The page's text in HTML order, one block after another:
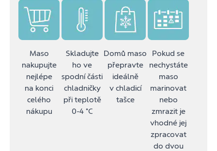
Maso
nakupujte
nejlépe
na konci
celého
nákupu
Skladujte
ho ve
spodní části
chladničky
při teplotě
0-4 ˚C
Domů maso
přepravte
ideálně
v chladicí
tašce
Pokud se
nechystáte
maso
marinovat
nebo
zmrazit je
vhodné jej
zpracovat
do dvou